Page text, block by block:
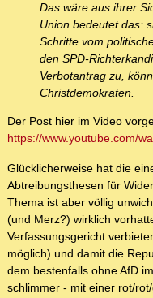
Das wäre aus ihrer
Union bedeutet das:
Schritte vom
den SPD-
Verbotantrag zu,
Christdemokraten.
Der Post hier im Video
https://www.youtube.com/
Glücklicherweise hat die
Abtreibungsthesen für
Thema ist aber völlig
(und Merz?) wirklich
Verfassungsgericht
möglich) und damit die
dem bestenfalls ohne AfD
schlimmer - mit einer rot/